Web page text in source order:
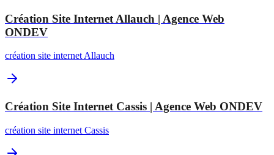
Création Site Internet Allauch | Agence Web
ONDEV
création site internet Allauch
Création Site Internet Cassis | Agence Web ONDEV
création site internet Cassis